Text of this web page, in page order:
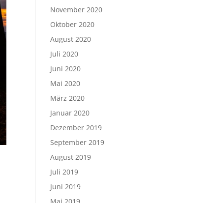
November 2020
Oktober 2020
August 2020
Juli 2020
Juni 2020
Mai 2020
März 2020
Januar 2020
Dezember 2019
September 2019
August 2019
Juli 2019
Juni 2019